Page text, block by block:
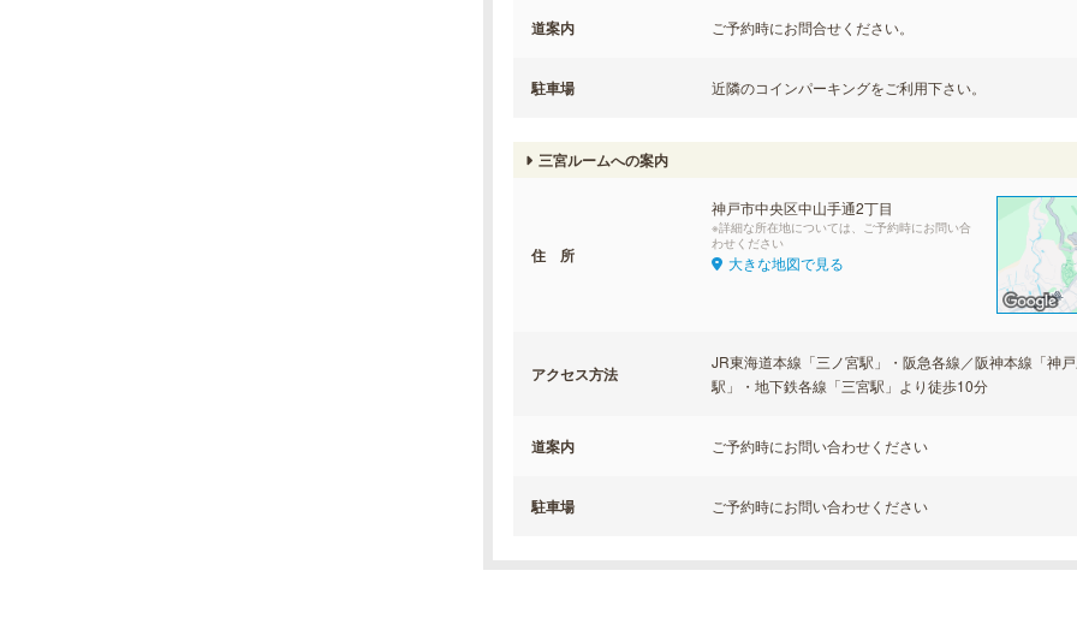
道案内 ご予約時にお問合せください。
駐車場 近隣のコインパーキングをご利用下さい。
三宮ルームへの案内
住 所
神戸市中央区中山手通2丁目
※詳細な所在地については、ご予約時にお問い合
わせください
大きな地図で見る
アクセス方法
JR東海道本線「三ノ宮駅」・阪急各線／阪神本線「神
駅」・地下鉄各線「三宮駅」より徒歩10分
道案内 ご予約時にお問い合わせください
駐車場 ご予約時にお問い合わせください